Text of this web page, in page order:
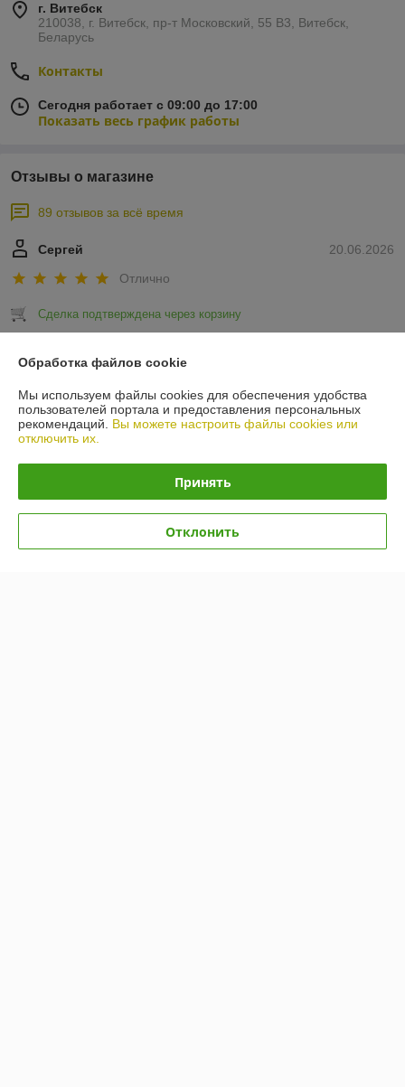
г. Витебск
210038, г. Витебск, пр-т Московский, 55 B3, Витебск,
Беларусь
Контакты
Сегодня работает с 09:00 до 17:00
Показать весь график работы
Отзывы о магазине
89 отзывов за всё время
20.06.2026
Сергей
Отлично
Сделка подтверждена через корзину
Покупатель
Отлично
Быстро отреагировали на заказ, быстро отправили, хорошая цена,
Сделка подтверждена через корзину
Показать все отзывы
Обработка файлов cookie
Мы используем файлы cookies для обеспечения удобства
пользователей портала и предоставления персональных
рекомендаций. Вы можете настроить файлы cookies или
отключить их.
Принять
Отклонить